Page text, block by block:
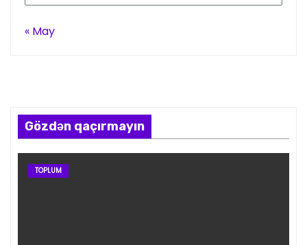
« May
Gözdən qaçırmayın
TOPLUM